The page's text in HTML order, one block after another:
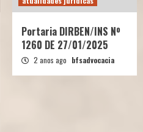
Portaria DIRBEN/INS Nº
1260 DE 27/01/2025
2 anos ago bfsadvocacia